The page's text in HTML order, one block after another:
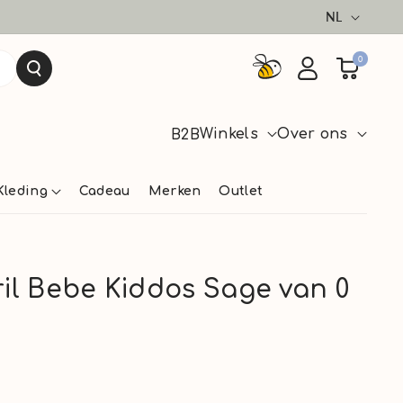
NL
0
B2BWinkels Over ons
Cadeau Merken Outlet
Bebe Kiddos Sage van 0